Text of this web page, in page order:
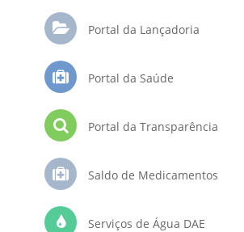
Portal da Lançadoria
Portal da Saúde
Portal da Transparência
Saldo de Medicamentos
Serviços de Água DAE